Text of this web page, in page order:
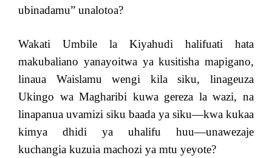
ubinadamu” unalotoa?
Wakati Umbile la Kiyahudi halifuati hata
makubaliano yanayoitwa ya kusitisha mapigano,
linaua Waislamu wengi kila siku, linageuza
Ukingo wa Magharibi kuwa gereza la wazi, na
linapanua uvamizi siku baada ya siku—kwa kukaa
kimya dhidi ya uhalifu huu—unawezaje
kuchangia kuzuia machozi ya mtu yeyote?